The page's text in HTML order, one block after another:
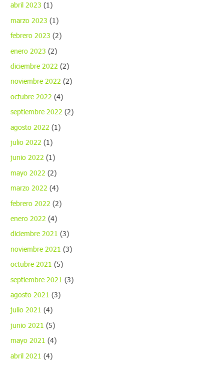
abril 2023 (1)
marzo 2023 (1)
febrero 2023 (2)
enero 2023 (2)
diciembre 2022 (2)
noviembre 2022 (2)
octubre 2022 (4)
septiembre 2022 (2)
agosto 2022 (1)
julio 2022 (1)
junio 2022 (1)
mayo 2022 (2)
marzo 2022 (4)
febrero 2022 (2)
enero 2022 (4)
diciembre 2021 (3)
noviembre 2021 (3)
octubre 2021 (5)
septiembre 2021 (3)
agosto 2021 (3)
julio 2021 (4)
junio 2021 (5)
mayo 2021 (4)
abril 2021 (4)